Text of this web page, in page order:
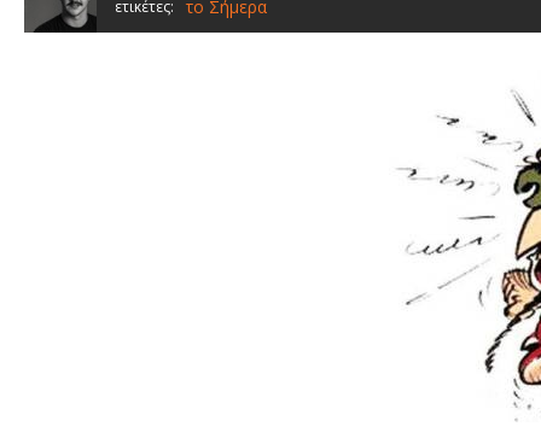
ετικέτες: το Σήμερα